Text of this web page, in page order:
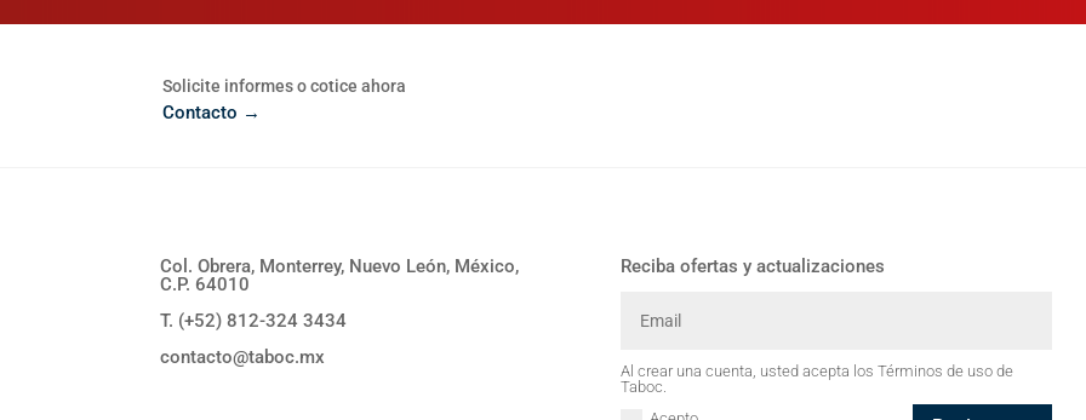
Solicite informes o cotice ahora
Contacto →
Col. Obrera, Monterrey, Nuevo León, México,
C.P. 64010
T. (+52) 812-324 3434
contacto@taboc.mx
Reciba ofertas y actualizaciones
Al crear una cuenta, usted acepta los Términos de uso de
Taboc.